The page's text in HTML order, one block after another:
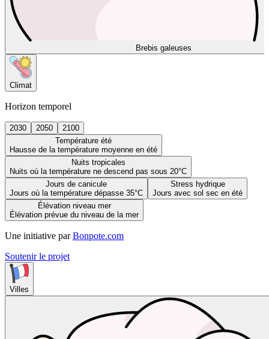
Brebis galeuses
Climat
Horizon temporel
2030 2050
2100
Température été
Hausse de la température moyenne en été
Nuits tropicales
Nuits où la température ne descend pas sous 20°C
Jours de canicule
Jours où la température dépasse 35°C
Stress hydrique
Jours avec sol sec en été
Élévation niveau mer
Élévation prévue du niveau de la mer
Une initiative par Bonpote.com
Soutenir le projet
Villes